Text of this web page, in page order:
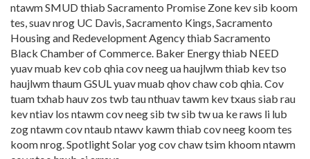
ntawm SMUD thiab Sacramento Promise Zone kev sib koom
tes, suav nrog UC Davis, Sacramento Kings, Sacramento
Housing and Redevelopment Agency thiab Sacramento
Black Chamber of Commerce. Baker Energy thiab NEED
yuav muab kev cob qhia cov neeg ua haujlwm thiab kev tso
haujlwm thaum GSUL yuav muab qhov chaw cob qhia. Cov
tuam txhab hauv zos twb tau nthuav tawm kev txaus siab rau
kev ntiav los ntawm cov neeg sib tw sib tw ua ke raws li lub
zog ntawm cov ntaub ntawv kawm thiab cov neeg koom tes
koom nrog. Spotlight Solar yog cov chaw tsim khoom ntawm